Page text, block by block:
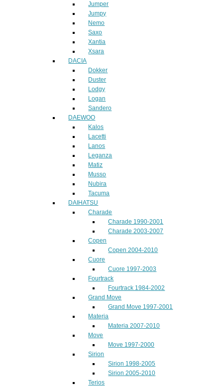
Jumper
Jumpy
Nemo
Saxo
Xantia
Xsara
DACIA
Dokker
Duster
Lodgy
Logan
Sandero
DAEWOO
Kalos
Lacetti
Lanos
Leganza
Matiz
Musso
Nubira
Tacuma
DAIHATSU
Charade
Charade 1990-2001
Charade 2003-2007
Copen
Copen 2004-2010
Cuore
Cuore 1997-2003
Fourtrack
Fourtrack 1984-2002
Grand Move
Grand Move 1997-2001
Materia
Materia 2007-2010
Move
Move 1997-2000
Sirion
Sirion 1998-2005
Sirion 2005-2010
Terios